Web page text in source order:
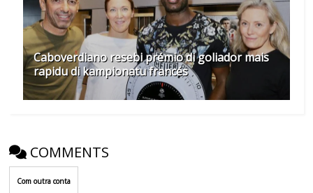
Caboverdiano resebi prémio di goliador mais
rapidu di kampionatu francés
COMMENTS
Com outra conta